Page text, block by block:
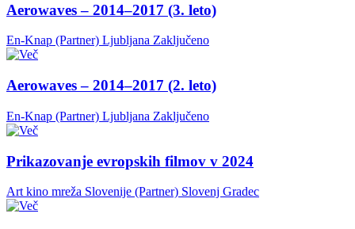
Aerowaves – 2014–2017 (3. leto)
En-Knap (Partner) Ljubljana Zaključeno
Aerowaves – 2014–2017 (2. leto)
En-Knap (Partner) Ljubljana Zaključeno
Prikazovanje evropskih filmov v 2024
Art kino mreža Slovenije (Partner) Slovenj Gradec